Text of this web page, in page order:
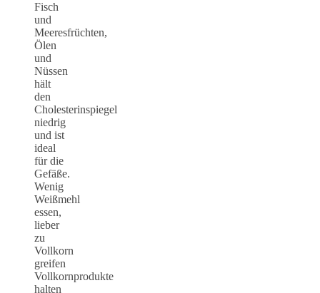
Fisch
und
Meeresfrüchten,
Ölen
und
Nüssen
hält
den
Cholesterinspiegel
niedrig
und ist
ideal
für die
Gefäße.
Wenig
Weißmehl
essen,
lieber
zu
Vollkorn
greifen
Vollkornprodukte
halten